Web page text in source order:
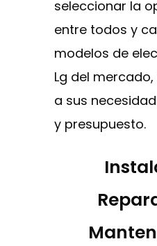
seleccionar la
entre todos y
modelos de
Lg del
a sus
y presupuesto.